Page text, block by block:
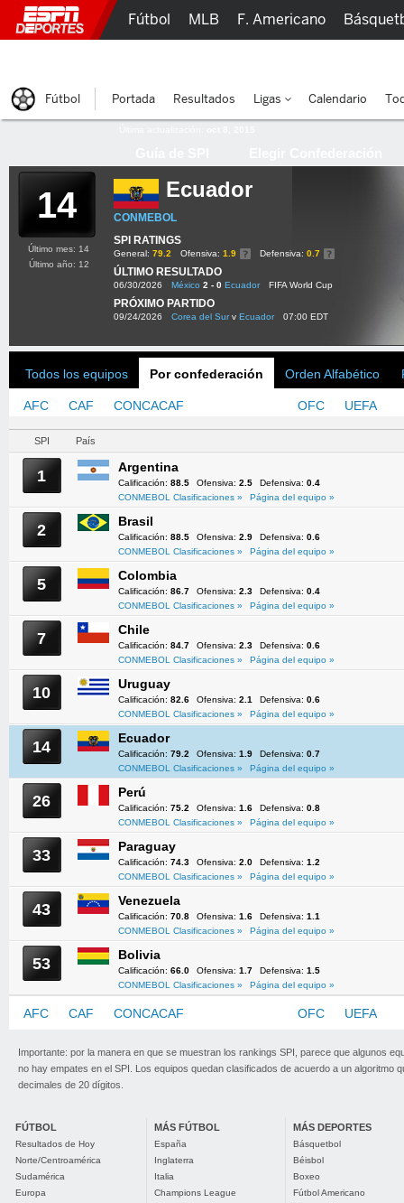
14 Ecuador
CONMEBOL
SPI RATINGS
General: 79.2 Ofensiva: 1.9 Defensiva: 0.7
ÚLTIMO RESULTADO
06/30/2026 México 2 - 0 Ecuador FIFA World Cup
PRÓXIMO PARTIDO
09/24/2026 Corea del Surv Ecuador 07:00 EDT
Último mes: 14
Último año: 12
Todos los equipos Por confederación Orden Alfabético
AFC CAF CONCACAF OFC UEFA
SPI País
1 Argentina
Calificación: 88.5 Ofensiva: 2.5 Defensiva: 0.4
CONMEBOL Clasificaciones »
Página del equipo »
2 Brasil
Calificación: 88.5 Ofensiva: 2.9 Defensiva: 0.6
CONMEBOL Clasificaciones »
Página del equipo »
5 Colombia
Calificación: 86.7 Ofensiva: 2.3 Defensiva: 0.4
CONMEBOL Clasificaciones »
Página del equipo »
7 Chile
Calificación: 84.7 Ofensiva: 2.3 Defensiva: 0.6
CONMEBOL Clasificaciones »
Página del equipo »
10 Uruguay
Calificación: 82.6 Ofensiva: 2.1 Defensiva: 0.6
CONMEBOL Clasificaciones »
Página del equipo »
14 Ecuador
Calificación: 79.2 Ofensiva: 1.9 Defensiva: 0.7
CONMEBOL Clasificaciones »
Página del equipo »
26 Perú
Calificación: 75.2 Ofensiva: 1.6 Defensiva: 0.8
CONMEBOL Clasificaciones »
Página del equipo »
33 Paraguay
Calificación: 74.3 Ofensiva: 2.0 Defensiva: 1.2
CONMEBOL Clasificaciones »
Página del equipo »
43 Venezuela
Calificación: 70.8 Ofensiva: 1.6 Defensiva: 1.1
CONMEBOL Clasificaciones »
Página del equipo »
53 Bolivia
Calificación: 66.0 Ofensiva: 1.7 Defensiva: 1.5
CONMEBOL Clasificaciones »
Página del equipo »
AFC CAF CONCACAF OFC UEFA
Importante: por la manera en que se muestran los rankings SPI, parece que algunos
no hay empates en el SPI. Los equipos quedan clasificados de acuerdo a un algoritmo
decimales de 20 dígitos.
FÚTBOL
Resultados de Hoy
Norte/Centroamérica
Sudamérica
Europa
MÁS FÚTBOL
España
Inglaterra
Italia
Champions League
MÁS DEPORTES
Básquetbol
Béisbol
Boxeo
Fútbol Americano
Fútbol MLB F. Americano
Fútbol Portada Resultados Ligas Calendario